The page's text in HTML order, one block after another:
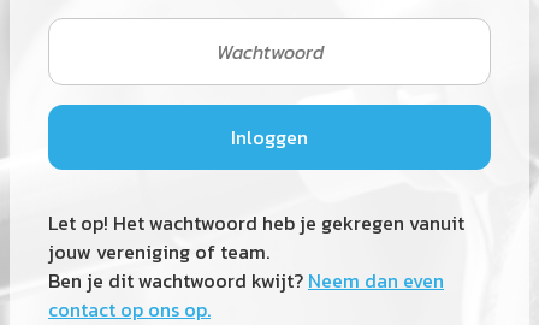
Let op! Het wachtwoord heb je gekregen vanuit
jouw vereniging of team.
Ben je dit wachtwoord kwijt? Neem dan even
contact op ons op.